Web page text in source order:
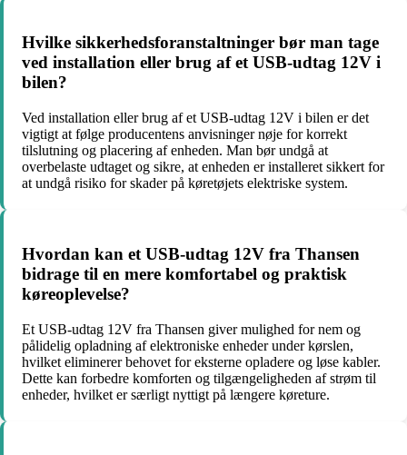
Hvilke sikkerhedsforanstaltninger bør man tage
ved installation eller brug af et USB-udtag 12V i
bilen?
Ved installation eller brug af et USB-udtag 12V i bilen er det
vigtigt at følge producentens anvisninger nøje for korrekt
tilslutning og placering af enheden. Man bør undgå at
overbelaste udtaget og sikre, at enheden er installeret sikkert for
at undgå risiko for skader på køretøjets elektriske system.
Hvordan kan et USB-udtag 12V fra Thansen
bidrage til en mere komfortabel og praktisk
køreoplevelse?
Et USB-udtag 12V fra Thansen giver mulighed for nem og
pålidelig opladning af elektroniske enheder under kørslen,
hvilket eliminerer behovet for eksterne opladere og løse kabler.
Dette kan forbedre komforten og tilgængeligheden af strøm til
enheder, hvilket er særligt nyttigt på længere køreture.